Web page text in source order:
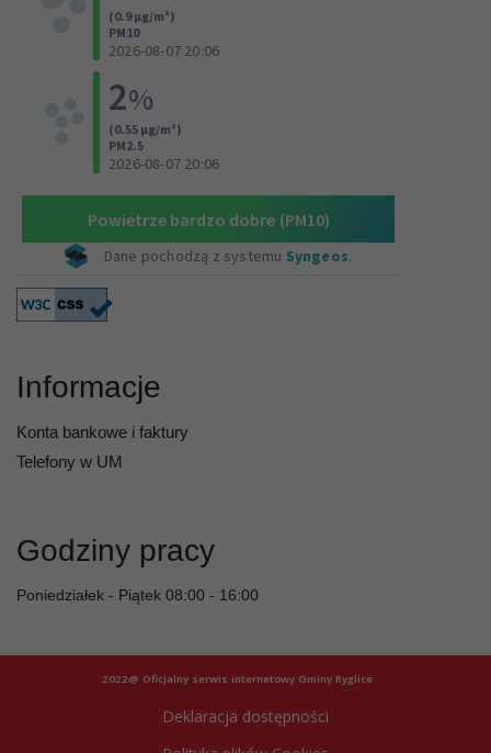
Informacje
Konta bankowe i faktury
Telefony w UM
Godziny pracy
Poniedziałek - Piątek 08:00 - 16:00
2022@ Oficjalny serwis internetowy Gminy Ryglice
Deklaracja dostępności